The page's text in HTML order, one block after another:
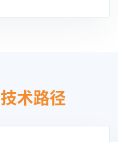
技术路径